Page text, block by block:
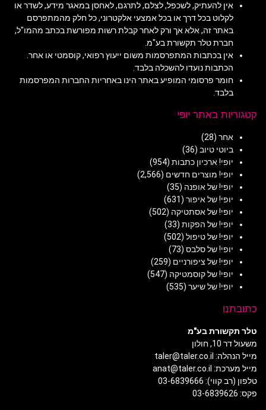
אין להעתיק, לשכפל, לצלם, לתרגם, לאחסן במאגר מידע, לשדר או
לקלוט בכל דרך או בכל אמצעי אלקטרוני, כל חלק מהמתפרסם
באתר זה, אלא אך ורק לאחר קבלת רשות מפורשת בכתב מהמו"ל,
חברת טלר תקשורת בע"מ.
אין בכתבות המתפרסמות משום ייעוץ רפואי, קוסמטי או אחר.
הכתבות נועדו להשכלה בלבד.
חומר פרסומי המופיע באתר הינו באחריות החברות המפרסמות
בלבד.
קטגוריות באתר יופי
אחר (28)
ביוטי טיוב (36)
יופי! ארכיון כתבות (954)
יופי! מוצרים חדשים (2,566)
יופי! של אופנה (35)
יופי! של איפור (631)
יופי! של אסתטיקה (502)
יופי! של הפקות (33)
יופי! של טיפול (502)
יופי! של סלבס (73)
יופי! של ציפורניים (259)
יופי! של קוסמטיקה (547)
יופי! של שיער (535)
כתובתנו
טלר תקשורת בע"מ
משעול דר 10, חולון
מייל הנהלה: taler@taler.co.il
מייל מערכת: anat@taler.co.il
טלפון (רב קווי): 03-6839666
פקס: 03-6839626